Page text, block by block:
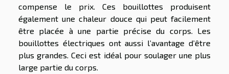
compense le prix. Ces bouillottes produisent
également une chaleur douce qui peut facilement
être placée à une partie précise du corps. Les
bouillottes électriques ont aussi l’avantage d’être
plus grandes. Ceci est idéal pour soulager une plus
large partie du corps.